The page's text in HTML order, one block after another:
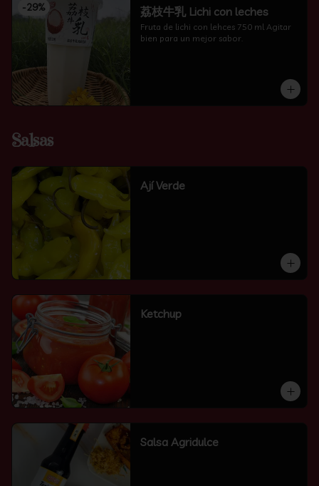
-29% 荔枝牛乳 Lichi con leches
Fruta de lichi con lehces 750 ml Agitar
bien para un mejor sabor.
Salsas
Ají Verde
Ketchup
Salsa Agridulce